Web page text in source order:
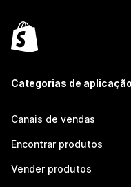
Categorias de aplicação
Canais de vendas
Encontrar produtos
Vender produtos